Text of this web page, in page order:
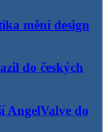
mění design
do českých
AngelValve do